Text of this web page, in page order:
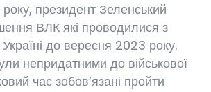
президент Зеленський
ВЛК які проводилися з
Україні до вересня 2023 року.
непридатними до військової
час зобов’язані пройти